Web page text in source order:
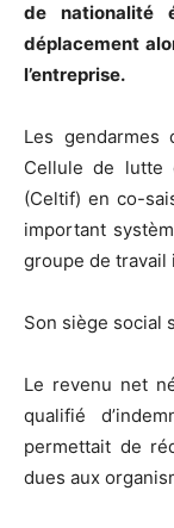
de nationalité
déplacement
l’entreprise.
Les
Cellule de lutte
(Celtif) en co-
important
groupe de travail
Son siège social
Le revenu net
qualifié
permettait de
dues aux